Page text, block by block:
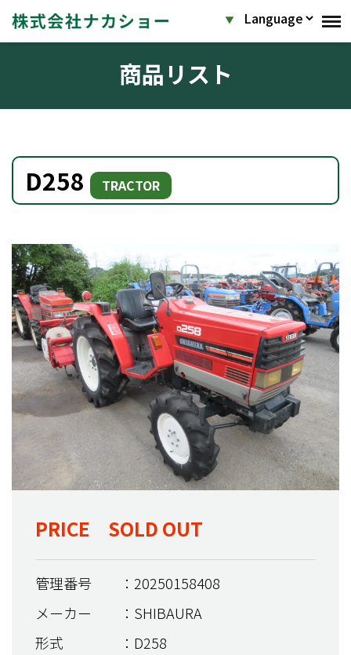
商品リスト
D258 TRACTOR
PRICE SOLD OUT
管理番号
：20250158408
メーカー
：SHIBAURA
形式
：D258